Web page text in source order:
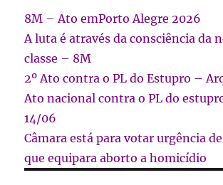
8M – Ato emPorto Alegre 2026
A luta é através da consciência da
classe – 8M
2º Ato contra o PL do Estupro –
Ato nacional contra o PL do
14/06
Câmara está para votar urgência
que equipara aborto a homicídio